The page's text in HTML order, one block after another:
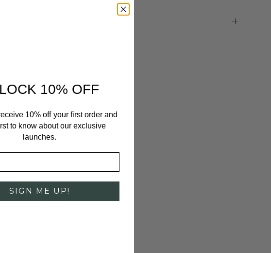
10% OFF
10% off your first order and
to know about our exclusive
launches.
SIGN ME UP!